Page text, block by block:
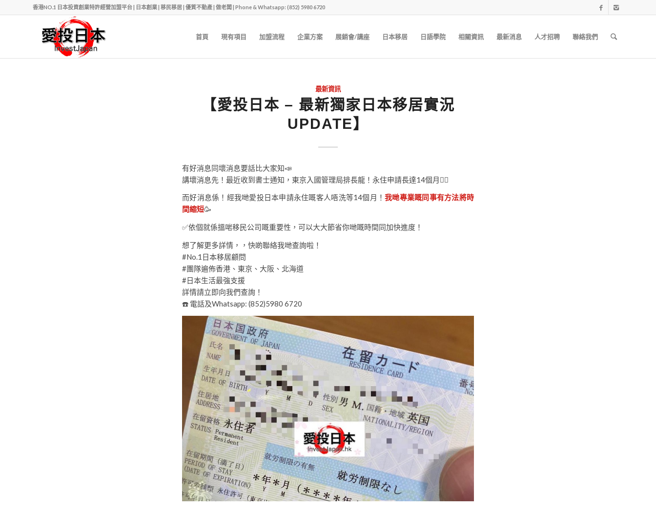
香港NO.1 日本投資創業特許經營加盟平台 | 日本創業 | 移民移居 | 優質不動產 | 做老闆 | Phone & Whatsapp: (852) 5980 6720
首頁 現有項目 加盟流程 企業方案 展銷會/講座 日本移居 日語學院 相關資訊 最新消息 人才招聘 聯絡我們
最新資訊
【愛投日本 – 最新獨家日本移居實況
UPDATE】
有好消息同壞消息要話比大家知📣
講壞消息先！最近收到書士通知，東京入國管理局排長龍！永住申請長達14個月😵‍💫
而好消息係！經我哋愛投日本申請永住嘅客人唔洗等14個月！我哋專業嘅同事有方法將時
間縮短🥳
✅依個就係搵啱移民公司嘅重要性，可以大大節省你哋嘅時間同加快進度！
想了解更多詳情，，快啲聯絡我哋查詢啦！
#No.1日本移居顧問
#團隊遍佈香港、東京、大阪、北海道
#日本生活最強支援
詳情請立即向我們查詢！
☎️ 電話及Whatsapp: (852)5980 6720